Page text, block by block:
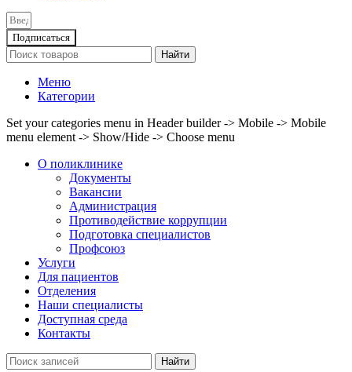
Подписаться
Найти
Меню
Категории
Set your categories menu in Header builder -> Mobile -> Mobile
menu element -> Show/Hide -> Choose menu
О поликлинике
Документы
Вакансии
Администрация
Противодействие коррупции
Подготовка специалистов
Профсоюз
Услуги
Для пациентов
Отделения
Наши специалисты
Доступная среда
Контакты
Найти